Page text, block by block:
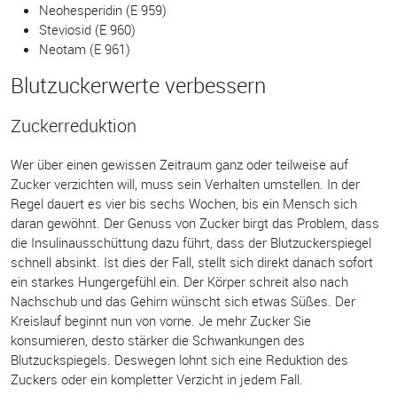
Neohesperidin (E 959)
Steviosid (E 960)
Neotam (E 961)
Blutzuckerwerte verbessern
Zuckerreduktion
Wer über einen gewissen Zeitraum ganz oder teilweise auf
Zucker verzichten will, muss sein Verhalten umstellen. In der
Regel dauert es vier bis sechs Wochen, bis ein Mensch sich
daran gewöhnt. Der Genuss von Zucker birgt das Problem, dass
die Insulinausschüttung dazu führt, dass der Blutzuckerspiegel
schnell absinkt. Ist dies der Fall, stellt sich direkt danach sofort
ein starkes Hungergefühl ein. Der Körper schreit also nach
Nachschub und das Gehirn wünscht sich etwas Süßes. Der
Kreislauf beginnt nun von vorne. Je mehr Zucker Sie
konsumieren, desto stärker die Schwankungen des
Blutzuckspiegels. Deswegen lohnt sich eine Reduktion des
Zuckers oder ein kompletter Verzicht in jedem Fall.